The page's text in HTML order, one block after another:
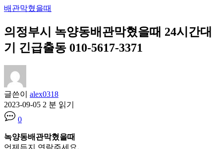
배관막혔을때
의정부시 녹양동배관막혔을때 24시간대
기 긴급출동 010-5617-3371
글쓴이 alex0318
2023-09-05 2 분 읽기
0
녹양동배관막혔을때